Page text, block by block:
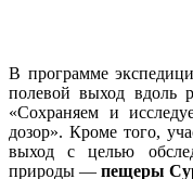
В программе
полевой выход вдоль
«Сохраняем и
дозор». Кроме того,
выход с целью
природы — пещеры